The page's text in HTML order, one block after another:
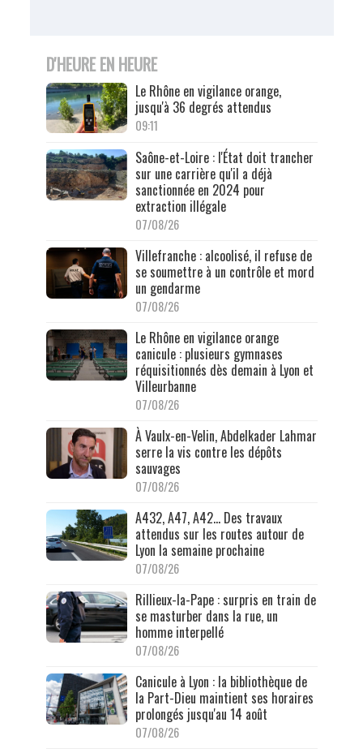
D'HEURE EN HEURE
Le Rhône en vigilance orange,
jusqu'à 36 degrés attendus
09:11
Saône-et-Loire : l'État doit trancher
sur une carrière qu'il a déjà
sanctionnée en 2024 pour
extraction illégale
07/08/26
Villefranche : alcoolisé, il refuse de
se soumettre à un contrôle et mord
un gendarme
07/08/26
Le Rhône en vigilance orange
canicule : plusieurs gymnases
réquisitionnés dès demain à Lyon et
Villeurbanne
07/08/26
À Vaulx-en-Velin, Abdelkader Lahmar
serre la vis contre les dépôts
sauvages
07/08/26
A432, A47, A42… Des travaux
attendus sur les routes autour de
Lyon la semaine prochaine
07/08/26
Rillieux-la-Pape : surpris en train de
se masturber dans la rue, un
homme interpellé
07/08/26
Canicule à Lyon : la bibliothèque de
la Part-Dieu maintient ses horaires
prolongés jusqu'au 14 août
07/08/26